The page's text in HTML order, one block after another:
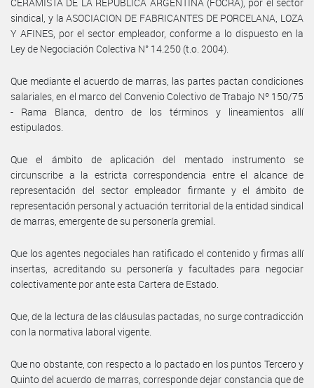
sindical, y la ASOCIACION DE FABRICANTES DE PORCELANA, LOZA
Y AFINES, por el sector empleador, conforme a lo dispuesto en la
Ley de Negociación Colectiva N° 14.250 (t.o. 2004).
Que mediante el acuerdo de marras, las partes pactan condiciones
salariales, en el marco del Convenio Colectivo de Trabajo Nº 150/75
- Rama Blanca, dentro de los términos y lineamientos allí
estipulados.
Que el ámbito de aplicación del mentado instrumento se
circunscribe a la estricta correspondencia entre el alcance de
representación del sector empleador firmante y el ámbito de
representación personal y actuación territorial de la entidad sindical
de marras, emergente de su personería gremial.
Que los agentes negociales han ratificado el contenido y firmas allí
insertas, acreditando su personería y facultades para negociar
colectivamente por ante esta Cartera de Estado.
Que, de la lectura de las cláusulas pactadas, no surge contradicción
con la normativa laboral vigente.
Que no obstante, con respecto a lo pactado en los puntos Tercero y
Quinto del acuerdo de marras, corresponde dejar constancia que de